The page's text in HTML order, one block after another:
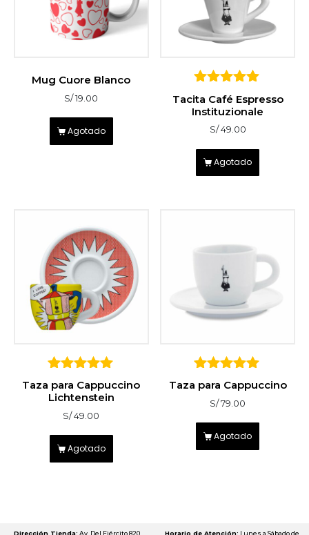
Mug Cuore Blanco
S/19.00
Agotado
5
sobre 5
Tacita Café Espresso
Instituzionale
S/49.00
Agotado
5
sobre 5
Taza para Cappuccino
Lichtenstein
S/49.00
Agotado
5
sobre 5
Taza para Cappuccino
S/79.00
Agotado
Dirección Tienda: Av. Del Ejército 820,
Horario de Atención: Lunes a Sábado de